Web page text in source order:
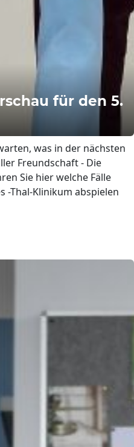
für den 5.
was in der nächsten
Freundschaft - Die
Sie hier welche Fälle
-Thal-Klinikum abspielen